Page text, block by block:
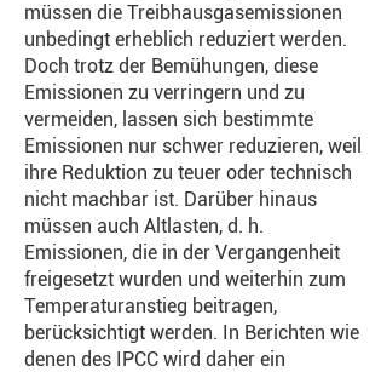
müssen die Treibhausgasemissionen
unbedingt erheblich reduziert werden.
Doch trotz der Bemühungen, diese
Emissionen zu verringern und zu
vermeiden, lassen sich bestimmte
Emissionen nur schwer reduzieren, weil
ihre Reduktion zu teuer oder technisch
nicht machbar ist. Darüber hinaus
müssen auch Altlasten, d. h.
Emissionen, die in der Vergangenheit
freigesetzt wurden und weiterhin zum
Temperaturanstieg beitragen,
berücksichtigt werden. In Berichten wie
denen des IPCC wird daher ein